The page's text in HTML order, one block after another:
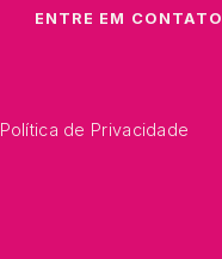
ENTRE EM CONTATO
Política de Privacidade